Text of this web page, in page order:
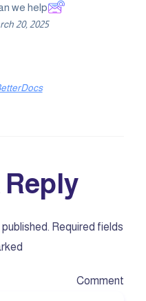
we help?
20, 2025
Reply
Required fields
Comment